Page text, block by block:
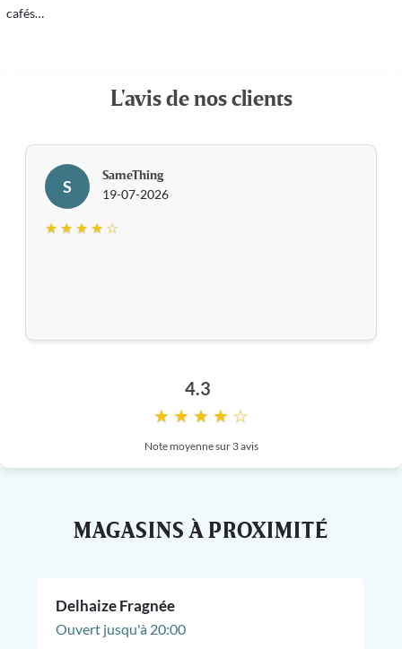
cafés…
L'avis de nos clients
S
SameThing
19-07-2026
★ ★ ★ ★ ☆
4.3
★ ★ ★ ★ ☆
Note moyenne sur 3 avis
MAGASINS À PROXIMITÉ
Delhaize Fragnée
Ouvert jusqu'à 20:00